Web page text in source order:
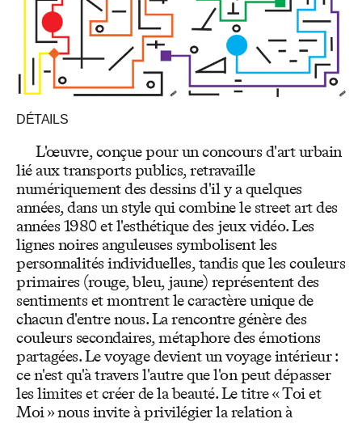
DÉTAILS
L'œuvre, conçue pour un concours d'art urbain
lié aux transports publics, retravaille
numériquement des dessins d'il y a quelques
années, dans un style qui combine le street art des
années 1980 et l'esthétique des jeux vidéo. Les
lignes noires anguleuses symbolisent les
personnalités individuelles, tandis que les couleurs
primaires (rouge, bleu, jaune) représentent des
sentiments et montrent le caractère unique de
chacun d'entre nous. La rencontre génère des
couleurs secondaires, métaphore des émotions
partagées. Le voyage devient un voyage intérieur :
ce n'est qu'à travers l'autre que l'on peut dépasser
les limites et créer de la beauté. Le titre « Toi et
Moi » nous invite à privilégier la relation à